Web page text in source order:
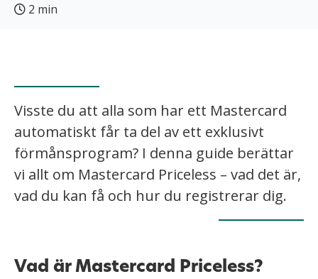
2 min
Visste du att alla som har ett Mastercard
automatiskt får ta del av ett exklusivt
förmånsprogram? I denna guide berättar
vi allt om Mastercard Priceless – vad det är,
vad du kan få och hur du registrerar dig.
Vad är Mastercard Priceless?